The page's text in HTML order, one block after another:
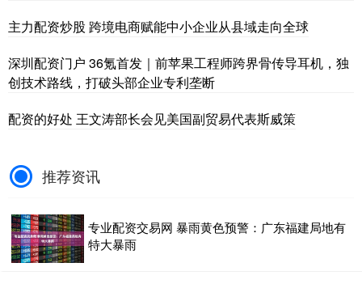
主力配资炒股 跨境电商赋能中小企业从县域走向全球
深圳配资门户 36氪首发｜前苹果工程师跨界骨传导耳机，独
创技术路线，打破头部企业专利垄断
配资的好处 王文涛部长会见美国副贸易代表斯威策
推荐资讯
专业配资交易网 暴雨黄色预警：广东福建局地有
特大暴雨